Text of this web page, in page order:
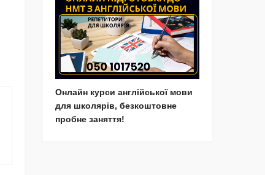
Онлайн курси англійської мови
для школярів, безкоштовне
пробне заняття!